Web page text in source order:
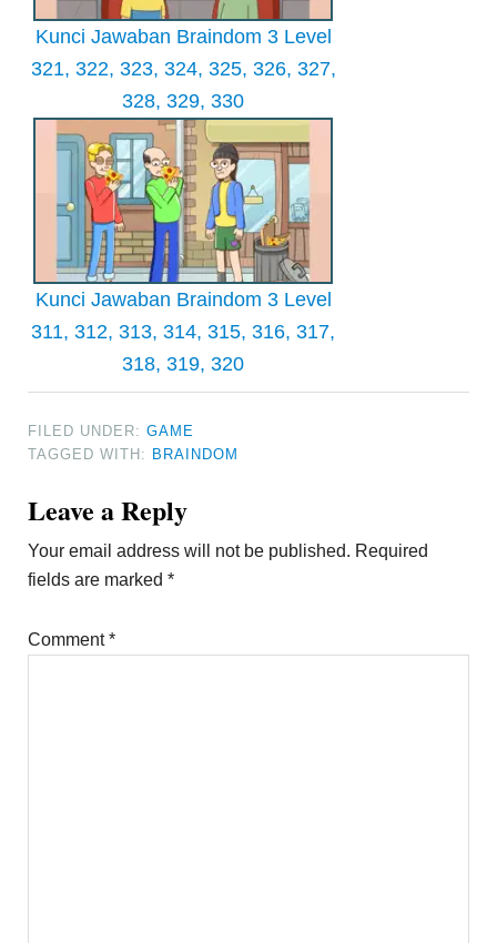
Kunci Jawaban Braindom 3 Level
321, 322, 323, 324, 325, 326, 327,
328, 329, 330
Kunci Jawaban Braindom 3 Level
311, 312, 313, 314, 315, 316, 317,
318, 319, 320
FILED UNDER:GAME
TAGGED WITH: BRAINDOM
Reader
Interactions
Leave a Reply
Your email address will not be published. Required
fields are marked*
Comment*